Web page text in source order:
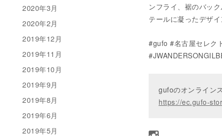
ンフライ、裾のバッ
テールに凝ったデザ
#gufo #名古屋セレク
gufoのオンライン
https://ec.gufo-
2020年3月
2020年2月
2019年12月
2019年11月
2019年10月
2019年9月
2019年8月
2019年6月
2019年5月